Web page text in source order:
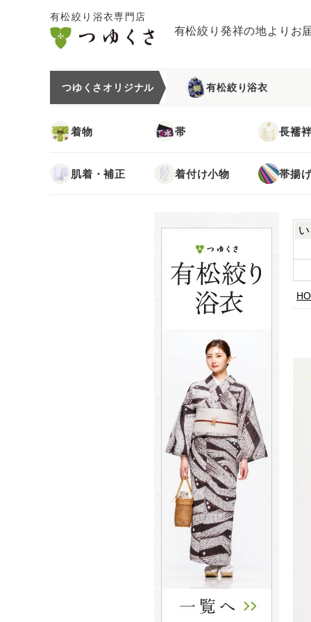
有松絞り浴衣専門店
有松絞り発祥の地よりお
つゆくさオリジナル 有松絞り浴衣
着物 帯 長襦
肌着・補正 着付け小物 帯揚